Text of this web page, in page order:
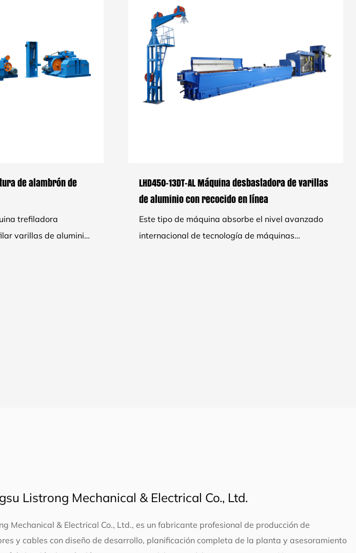
de alambrón de
trefiladora
varillas de aluminio
LHD450-13DT-AL Máquina desbastadora de varillas
de aluminio con recocido en línea
Este tipo de máquina absorbe el nivel avanzado
internacional de tecnología de máquinas
Listrong Mechanical & Electrical Co., Ltd.
Mechanical & Electrical Co., Ltd., es un fabricante profesional de producción de
y cables con diseño de desarrollo, planificación completa de la planta y asesoramiento